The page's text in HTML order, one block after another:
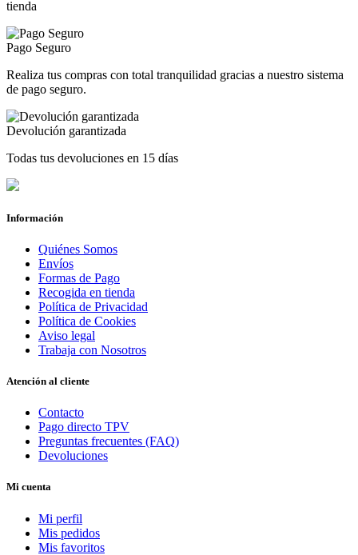
tienda
Pago Seguro
Realiza tus compras con total tranquilidad gracias a nuestro sistema
de pago seguro.
Devolución garantizada
Todas tus devoluciones en 15 días
Información
Quiénes Somos
Envíos
Formas de Pago
Recogida en tienda
Política de Privacidad
Política de Cookies
Aviso legal
Trabaja con Nosotros
Atención al cliente
Contacto
Pago directo TPV
Preguntas frecuentes (FAQ)
Devoluciones
Mi cuenta
Mi perfil
Mis pedidos
Mis favoritos